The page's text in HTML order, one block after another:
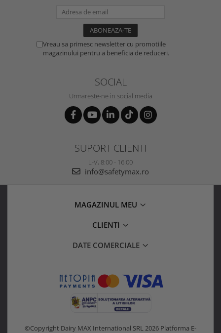
Vreau sa primesc newsletter cu promotiile
magazinului pentru a beneficia de reduceri.
SOCIAL
Urmareste-ne in social media
SUPORT CLIENTI
L-V, 8:00 - 16:00
info@safetymax.ro
MAGAZINUL MEU
CLIENTI
DATE COMERCIALE
©Copyright Dairy MAX International SRL 2026 Platforma E-